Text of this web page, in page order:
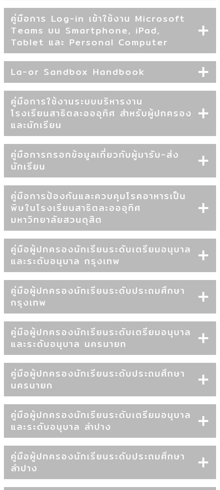
คู่มือการ Log-in เข้าใช้งาน Microsoft
Teams บน Smartphone, iPad,
Tablet และ Personal Computer
La-or Sandbox Handbook
คู่มือการใช้งานระบบบริหารงาน
โรงเรียนสาธิตละอออุทิศ สำหรับผู้ปกครอง
และนักเรียน
คู่มือการกรอกข้อมูลเกี่ยวกับผู้มารับ-ส่ง
นักเรียน
คู่มือการป้องกันและควบคุมโรคอาหารเป็น
พิษในโรงเรียนสาธิตละอออุทิศ
มหาวิทยาลัยสวนดุสิต
คู่มือผู้ปกครองนักเรียนระดับเตรียมอนุบาล
และระดับอนุบาล กรุงเทพ
คู่มือผู้ปกครองนักเรียนระดับประถมศึกษา
กรุงเทพ
คู่มือผู้ปกครองนักเรียนระดับเตรียมอนุบาล
และระดับอนุบาล นครนายก
คู่มือผู้ปกครองนักเรียนระดับประถมศึกษา
นครนายก
คู่มือผู้ปกครองนักเรียนระดับเตรียมอนุบาล
และระดับอนุบาล ลำปาง
คู่มือผู้ปกครองนักเรียนระดับประถมศึกษา
ลำปาง